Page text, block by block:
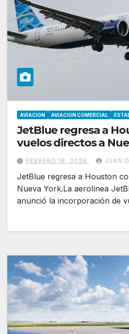
AVIACION AVIACION COMERCIAL
JetBlue regresa a
vuelos directos a
FEBRERO 18, 2026 JUAN
JetBlue regresa a Houston
Nueva York.La aerolínea
anunció la incorporación de